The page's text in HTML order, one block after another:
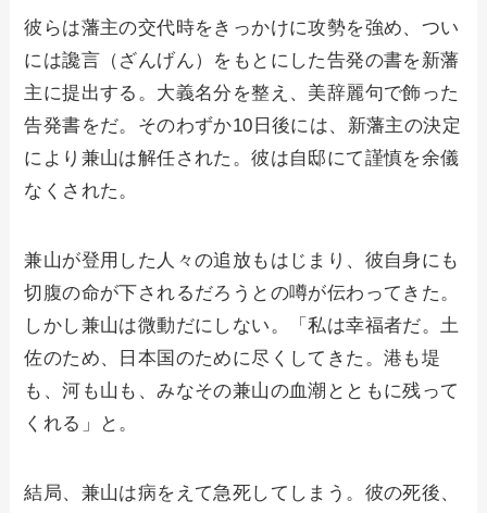
彼らは藩主の交代時をきっかけに攻勢を強め、つい
には讒言（ざんげん）をもとにした告発の書を新藩
主に提出する。大義名分を整え、美辞麗句で飾った
告発書をだ。そのわずか10日後には、新藩主の決定
により兼山は解任された。彼は自邸にて謹慎を余儀
なくされた。
兼山が登用した人々の追放もはじまり、彼自身にも
切腹の命が下されるだろうとの噂が伝わってきた。
しかし兼山は微動だにしない。「私は幸福者だ。土
佐のため、日本国のために尽くしてきた。港も堤
も、河も山も、みなその兼山の血潮とともに残って
くれる」と。
結局、兼山は病をえて急死してしまう。彼の死後、